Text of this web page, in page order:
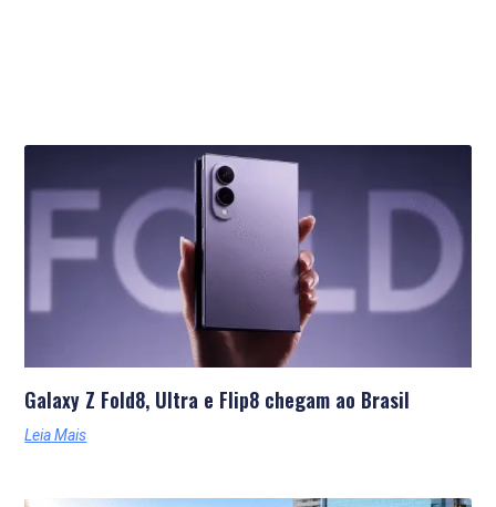
Últimas Notícias
Galaxy Z Fold8, Ultra e Flip8 chegam ao Brasil
Leia Mais